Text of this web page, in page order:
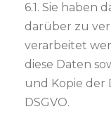
6.1. Sie haben
darüber zu
verarbeitet
diese Daten
und Kopie der
DSGVO.